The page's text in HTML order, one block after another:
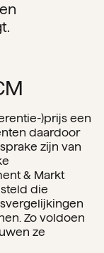
)prijs een
daardoor
zijn van
& Markt
die
Zo voldoen
ze